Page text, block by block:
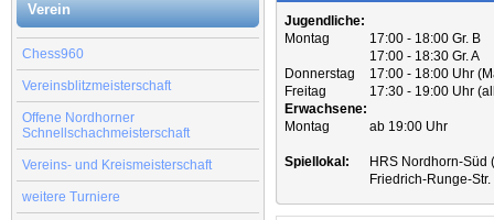
Verein
Chess960
Vereinsblitzmeisterschaft
Offene Nordhorner
Schnellschachmeisterschaft
Vereins- und Kreismeisterschaft
weitere Turniere
Jugendliche:
Montag
17:00 - 18:00 Gr. B
17:00 - 18:30 Gr. A
Donnerstag
17:00 - 18:00 Uhr
Freitag
17:30 - 19:00 Uhr
Erwachsene:
Montag
ab 19:00 Uhr
Spiellokal:
HRS Nordhorn-Süd
Friedrich-Runge-